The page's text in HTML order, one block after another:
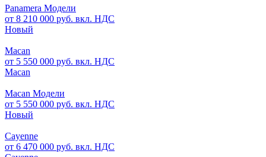
Panamera Модели
от 8 210 000 руб. вкл. НДС
Новый
Macan
от 5 550 000 руб. вкл. НДС
Macan
Macan Модели
от 5 550 000 руб. вкл. НДС
Новый
Cayenne
от 6 470 000 руб. вкл. НДС